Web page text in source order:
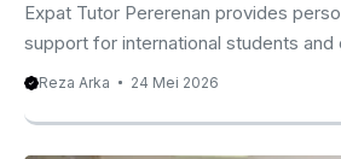
以及考试策略训练。 正因为课程能够
果通常更加稳定，也更容易建立长期
于自己的英语学习旅程 如果希望拥有更
的学习方式，现在正是安排专业英语课
经验丰富的巴厘岛英语家教，学生能
Expat Tutor Pererenan provides
support for international students and
in Bali. Expat Tutor Pererenan for
into one of Bali’s most attractive
Reza Arka 24 Mei 2026